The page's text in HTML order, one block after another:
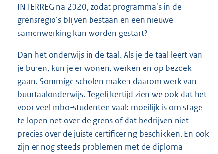
INTERREG na 2020, zodat programma's in de
grensregio's blijven bestaan en een nieuwe
samenwerking kan worden gestart?
Dan het onderwijs in de taal. Als je de taal leert van
je buren, kun je er wonen, werken en op bezoek
gaan. Sommige scholen maken daarom werk van
buurtaalonderwijs. Tegelijkertijd zien we ook dat het
voor veel mbo-studenten vaak moeilijk is om stage
te lopen net over de grens of dat bedrijven niet
precies over de juiste certificering beschikken. En ook
zijn er nog steeds problemen met de diploma-